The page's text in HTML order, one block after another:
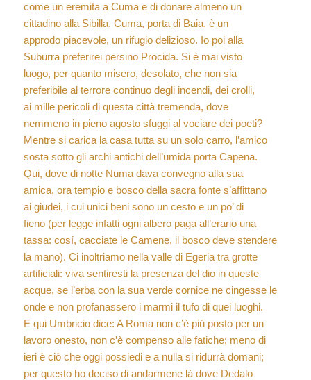
come un eremita a Cuma e di donare almeno un
cittadino alla Sibilla. Cuma, porta di Baia, è un
approdo piacevole, un rifugio delizioso. Io poi alla
Suburra preferirei persino Procida. Si è mai visto
luogo, per quanto misero, desolato, che non sia
preferibile al terrore continuo degli incendi, dei crolli,
ai mille pericoli di questa città tremenda, dove
nemmeno in pieno agosto sfuggi al vociare dei poeti?
Mentre si carica la casa tutta su un solo carro, l’amico
sosta sotto gli archi antichi dell’umida porta Capena.
Qui, dove di notte Numa dava convegno alla sua
amica, ora tempio e bosco della sacra fonte s’affittano
ai giudei, i cui unici beni sono un cesto e un po’ di
fieno (per legge infatti ogni albero paga all’erario una
tassa: cosí, cacciate le Camene, il bosco deve stendere
la mano). Ci inoltriamo nella valle di Egeria tra grotte
artificiali: viva sentiresti la presenza del dio in queste
acque, se l’erba con la sua verde cornice ne cingesse le
onde e non profanassero i marmi il tufo di quei luoghi.
E qui Umbricio dice: A Roma non c’è piú posto per un
lavoro onesto, non c’è compenso alle fatiche; meno di
ieri è ciò che oggi possiedi e a nulla si ridurrà domani;
per questo ho deciso di andarmene là dove Dedalo